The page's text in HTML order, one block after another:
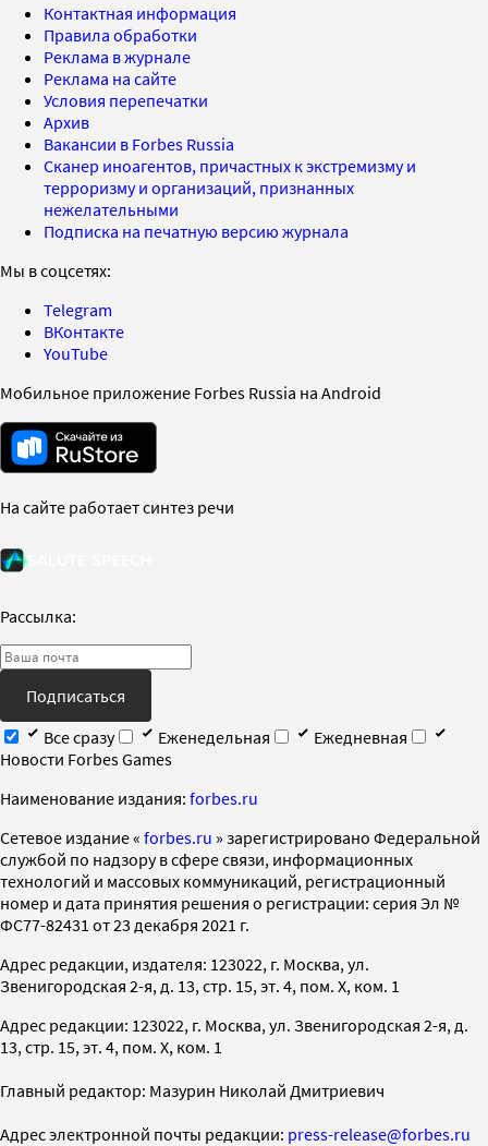
Контактная информация
Правила обработки
Реклама в журнале
Реклама на сайте
Условия перепечатки
Архив
Вакансии в Forbes Russia
Сканер иноагентов, причастных к экстремизму и
терроризму и организаций, признанных
нежелательными
Подписка на печатную версию журнала
Мы в соцсетях:
Telegram
ВКонтакте
YouTube
Мобильное приложение Forbes Russia на Android
На сайте работает синтез речи
Рассылка:
Подписаться
Все сразу
Еженедельная
Ежедневная
Новости Forbes Games
Наименование издания: forbes.ru
Cетевое издание « forbes.ru » зарегистрировано Федеральной
службой по надзору в сфере связи, информационных
технологий и массовых коммуникаций, регистрационный
номер и дата принятия решения о регистрации: серия Эл №
ФС77-82431 от 23 декабря 2021 г.
Адрес редакции, издателя: 123022, г. Москва, ул.
Звенигородская 2-я, д. 13, стр. 15, эт. 4, пом. X, ком. 1
Адрес редакции: 123022, г. Москва, ул. Звенигородская 2-я, д.
13, стр. 15, эт. 4, пом. X, ком. 1
Главный редактор: Мазурин Николай Дмитриевич
Адрес электронной почты редакции: press-release@forbes.ru